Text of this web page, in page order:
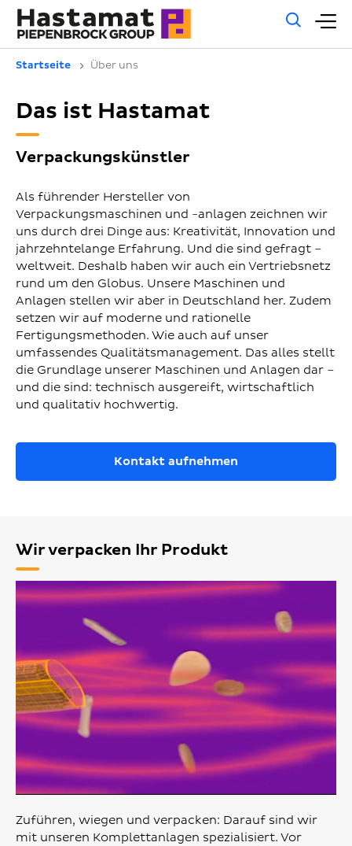
Startseite Über uns
Das ist Hastamat
Verpackungskünstler
Als führender Hersteller von
Verpackungsmaschinen und -anlagen zeichnen wir
uns durch drei Dinge aus: Kreativität, Innovation und
jahrzehntelange Erfahrung. Und die sind gefragt –
weltweit. Deshalb haben wir auch ein Vertriebsnetz
rund um den Globus. Unsere Maschinen und
Anlagen stellen wir aber in Deutschland her. Zudem
setzen wir auf moderne und rationelle
Fertigungsmethoden. Wie auch auf unser
umfassendes Qualitätsmanagement. Das alles stellt
die Grundlage unserer Maschinen und Anlagen dar –
und die sind: technisch ausgereift, wirtschaftlich
und qualitativ hochwertig.
Kontakt aufnehmen
Wir verpacken Ihr Produkt
Zuführen, wiegen und verpacken: Darauf sind wir
mit unseren Komplettanlagen spezialisiert. Vor